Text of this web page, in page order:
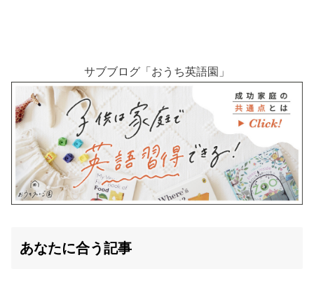
サブブログ「おうち英語園」
あなたに合う記事